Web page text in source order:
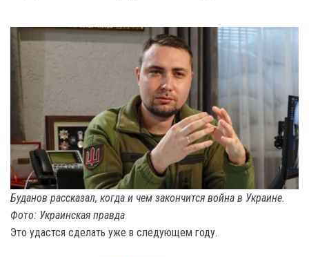
Буданов рассказал, когда и чем закончится война в Украине.
Фото: Украинская правда
Это удастся сделать уже в следующем году.